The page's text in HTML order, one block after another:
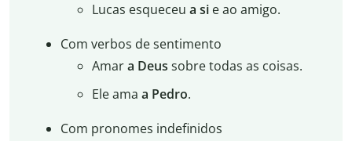
Lucas esqueceu a sie ao amigo.
Com verbos de sentimento
Amara Deus sobre todas as coisas.
Ele ama a Pedro.
Com pronomes indefinidos